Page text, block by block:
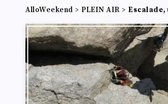
AlloWeekend > PLEIN AIR >